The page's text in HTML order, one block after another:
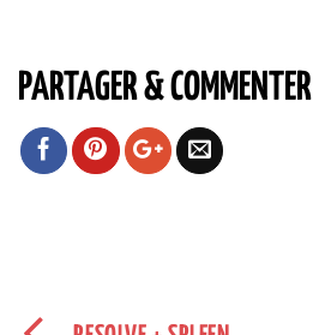
PARTAGER & COMMENTER